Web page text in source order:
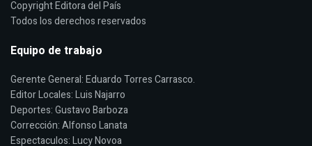
Copyright Editora del País
Todos los derechos reservados
Equipo de trabajo
Gerente General: Eduardo Torres Carrasco.
Editor Locales: Luis Najarro
Deportes: Gustavo Barboza
Corrección: Alfonso Lanata
Espectaculos: Lucy Novoa